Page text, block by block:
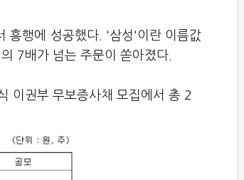
흥행에 성공했다. '삼성'이란 이름값
7배가 넘는 주문이 쏟아졌다.
이권부 무보증사채 모집에서 총 2